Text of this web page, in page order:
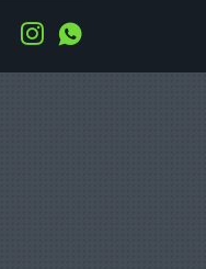
Instagram